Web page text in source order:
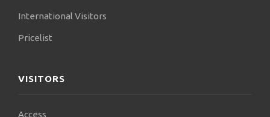
International Visitors
Pricelist
VISITORS
Access